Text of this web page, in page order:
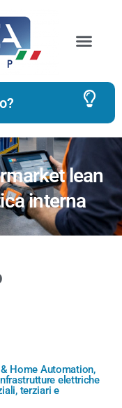
lean
interna
Home Automation,
elettriche
terziari e